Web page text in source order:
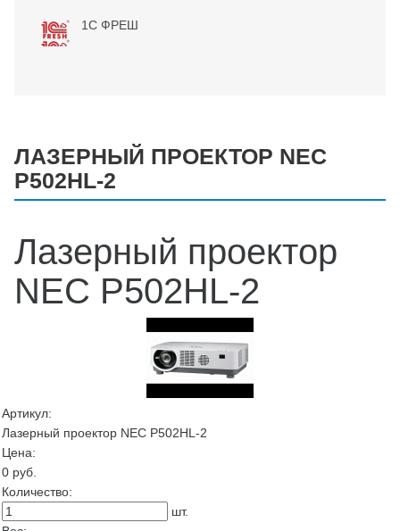
1С ФРЕШ
ЛАЗЕРНЫЙ ПРОЕКТОР NEC
P502HL-2
Лазерный проектор
NEC P502HL-2
Артикул:
Лазерный проектор NEC P502HL-2
Цена:
0 руб.
Количество:
шт.